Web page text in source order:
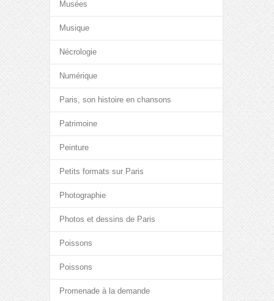
Musées
Musique
Nécrologie
Numérique
Paris, son histoire en chansons
Patrimoine
Peinture
Petits formats sur Paris
Photographie
Photos et dessins de Paris
Poissons
Poissons
Promenade à la demande